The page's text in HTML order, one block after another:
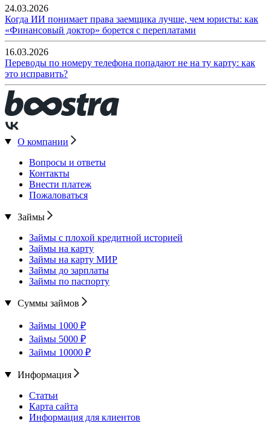
24.03.2026
Когда ИИ понимает права заемщика лучше, чем юристы: как
«Финансовый доктор» борется с переплатами
16.03.2026
Переводы по номеру телефона попадают не на ту карту: как
это исправить?
О компании
Вопросы и ответы
Контакты
Внести платеж
Пожаловаться
Займы
Займы с плохой кредитной историей
Займы на карту
Займы на карту МИР
Займы до зарплаты
Займы по паспорту
Суммы займов
Займы 1000 ₽
Займы 5000 ₽
Займы 10000 ₽
Информация
Статьи
Карта сайта
Информация для клиентов